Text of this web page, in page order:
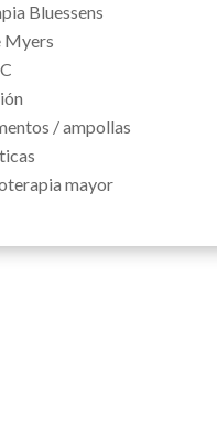
Bluessens
Myers
/ ampollas
mayor